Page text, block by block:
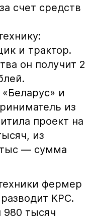
счет средств
и трактор.
он получит 2
и
из
проект на
из
тыс — сумма
фермер
КРС.
980 тысяч